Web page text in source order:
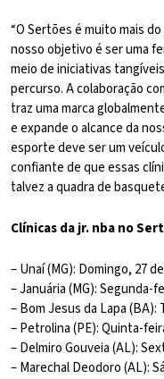
“O Sertões é muito mais
nosso objetivo é ser uma
meio de iniciativas
percurso. A colaboração
traz uma marca
e expande o alcance da
esporte deve ser um
confiante de que essas
talvez a quadra de
Clínicas da jr. nba no
– Unaí (MG): Domingo, 27
– Januária (MG): Segunda-
– Bom Jesus da Lapa (BA):
– Petrolina (PE): Quinta-
– Delmiro Gouveia (AL):
– Marechal Deodoro (AL):